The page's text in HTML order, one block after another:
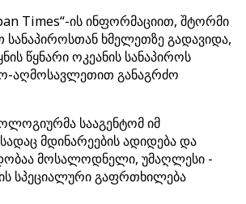
Times“-ის ინფორმაციით, შტორმი
სანაპიროსთან ხმელეთზე გადავიდა,
წყნარი ოკეანის სანაპიროს
აღმოსავლეთით განაგრძო
სააგენტომ იმ
მდინარეების ადიდება და
მოსალოდნელი, უმაღლესი -
სპეციალური გაფრთხილება